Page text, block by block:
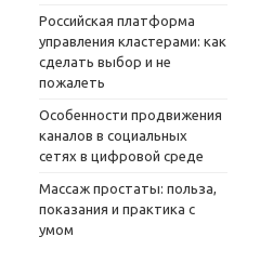
Российская платформа
управления кластерами: как
сделать выбор и не
пожалеть
Особенности продвижения
каналов в социальных
сетях в цифровой среде
Массаж простаты: польза,
показания и практика с
умом